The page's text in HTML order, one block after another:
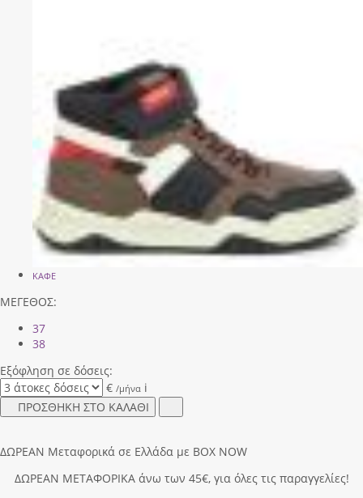
ΚΑΦΕ
ΜΕΓΕΘΟΣ:
37
38
Εξόφληση σε δόσεις:
€ /μήνα i
ΠΡΟΣΘΗΚΗ ΣΤΟ ΚΑΛΑΘΙ
ΔΩΡΕΑΝ Μεταφορικά σε Ελλάδα με BOX NOW
ΔΩΡΕΑΝ ΜΕΤΑΦΟΡΙΚΑ άνω των 45€, για όλες τις παραγγελίες!